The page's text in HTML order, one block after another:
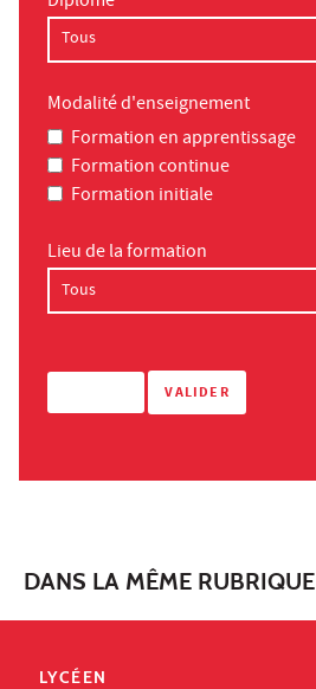
Modalité d'enseignement
Formation en apprentissage
Formation continue
Formation initiale
Lieu de la formation
DANS LA MÊME RUBRIQUE
LYCÉEN